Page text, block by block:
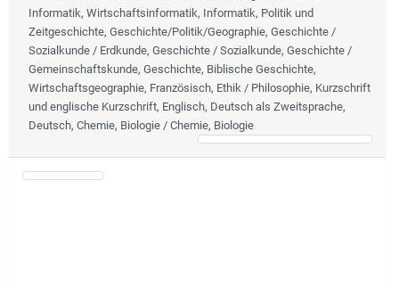
Informatik, Wirtschaftsinformatik, Informatik, Politik und
Zeitgeschichte, Geschichte/Politik/Geographie, Geschichte /
Sozialkunde / Erdkunde, Geschichte / Sozialkunde, Geschichte /
Gemeinschaftskunde, Geschichte, Biblische Geschichte,
Wirtschaftsgeographie, Französisch, Ethik / Philosophie, Kurzschrift
und englische Kurzschrift, Englisch, Deutsch als Zweitsprache,
Deutsch, Chemie, Biologie / Chemie, Biologie